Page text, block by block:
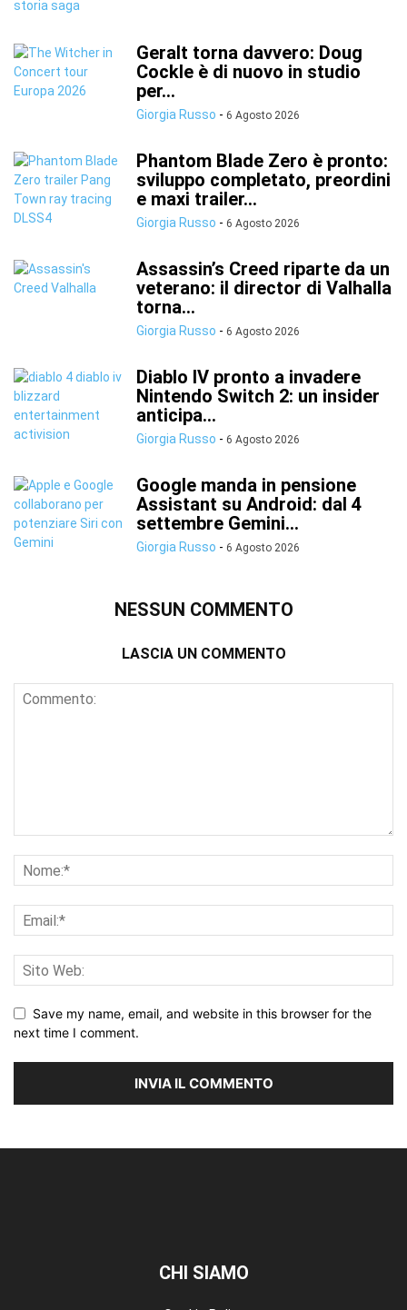
Geralt torna davvero: Doug
Cockle è di nuovo in studio
per...
Giorgia Russo - 6 Agosto 2026
Phantom Blade Zero è pronto:
sviluppo completato, preordini
e maxi trailer...
Giorgia Russo - 6 Agosto 2026
Assassin’s Creed riparte da un
veterano: il director di Valhalla
torna...
Giorgia Russo - 6 Agosto 2026
Diablo IV pronto a invadere
Nintendo Switch 2: un insider
anticipa...
Giorgia Russo - 6 Agosto 2026
Google manda in pensione
Assistant su Android: dal 4
settembre Gemini...
Giorgia Russo - 6 Agosto 2026
NESSUN COMMENTO
LASCIA UN COMMENTO
Save my name, email, and website in this browser for the
next time I comment.
CHI SIAMO